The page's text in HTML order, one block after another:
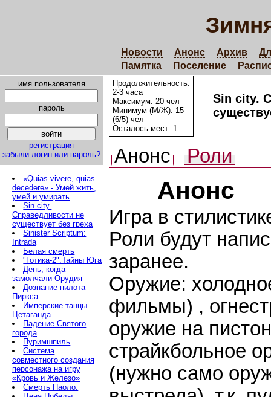
Новости Анонс Архив
Памятка
Поселение
имя пользователя
пароль
регистрация
забыли логин или пароль?
«Quias vivere, quias
decedere» - Умей жить,
умей и умирать
Sin city.
Справедливости не
существует без греха
Sinister Scriptum:
Intrada
Белая смерть
"Готика-2":Тайны Юга
День, когда
замолчали Орудия
Дознание пилота
Пиркса
Имперские танцы.
Цетаганда
Падение Святого
города
Пуримшпиль
Система
совместного создания
персонажа на игру
«Кровь и Железо»
Смерть Паоло.
Продолжительность:
2-3 часа
Максимум: 20 чел
Минимум (М/Ж): 15
(6/5) чел
Осталось мест: 1
Sin city.
Анонс Роли
Анонс
Игра в
Роли будут
заранее.
Оружие:
фильмы) ,
оружие на
страйкбольное
(нужно само